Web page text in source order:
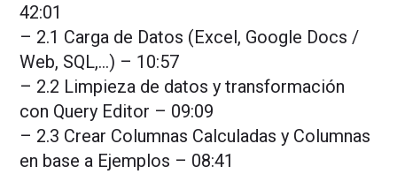
42:01
– 2.1 Carga de Datos (Excel, Google Docs /
Web, SQL,…) – 10:57
– 2.2 Limpieza de datos y transformación
con Query Editor – 09:09
– 2.3 Crear Columnas Calculadas y Columnas
en base a Ejemplos – 08:41